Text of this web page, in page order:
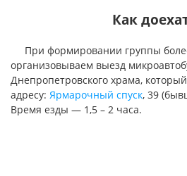
Как
При формировании группы
организовываем выезд
Днепропетровского храма,
адресу: Ярмарочный спуск, 39
Время езды — 1,5 – 2 часа.